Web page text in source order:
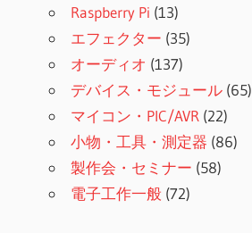
Raspberry Pi (13)
エフェクター (35)
オーディオ (137)
デバイス・モジュール (65)
マイコン・PIC/AVR (22)
小物・工具・測定器 (86)
製作会・セミナー (58)
電子工作一般 (72)